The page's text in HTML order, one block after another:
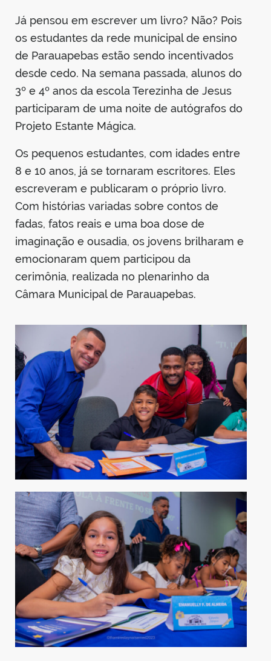
Já pensou em escrever um livro? Não? Pois
os estudantes da rede municipal de ensino
de Parauapebas estão sendo incentivados
desde cedo. Na semana passada, alunos do
3º e 4º anos da escola Terezinha de Jesus
participaram de uma noite de autógrafos do
Projeto Estante Mágica.
Os pequenos estudantes, com idades entre
8 e 10 anos, já se tornaram escritores. Eles
escreveram e publicaram o próprio livro.
Com histórias variadas sobre contos de
fadas, fatos reais e uma boa dose de
imaginação e ousadia, os jovens brilharam e
emocionaram quem participou da
cerimônia, realizada no plenarinho da
Câmara Municipal de Parauapebas.